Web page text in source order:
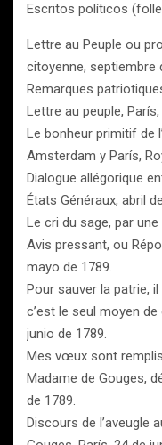
Escritos políticos
Lettre au Peuple ou
citoyenne, septiembre
Remarques
Lettre au peuple,
Le bonheur primitif de
Amsterdam y París,
Dialogue allégorique
États Généraux, abril
Le cri du sage, par
Avis pressant, ou
mayo de 1789.
Pour sauver la patrie,
c’est le seul moyen
junio de 1789.
Mes vœux sont
Madame de Gouges,
de 1789.
Discours de l’aveugle